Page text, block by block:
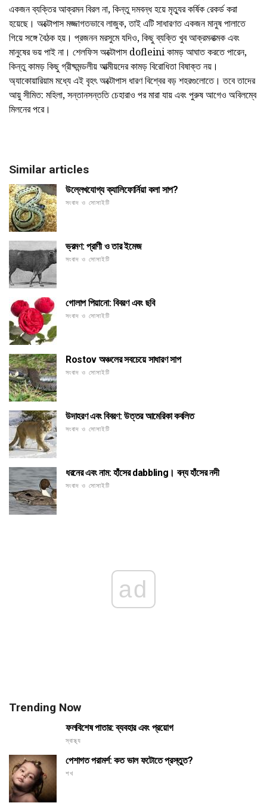
একজন ব্যক্তির আক্রমন বিরল না, কিন্তু দমবন্ধ হয়ে মৃত্যুর কর্ষিক রেকর্ড করা
হয়েছে। অক্টোপাস মজ্জাগতভাবে লাজুক, তাই এটি সাধারণত একজন মানুষ পালাতে
গিয়ে সঙ্গে বৈঠক হয়। প্রজনন মরসুমে যদিও, কিছু ব্যক্তি খুব আক্রমনাত্মক এবং
মানুষের ভয় পাই না। শেলফিস অক্টোপাস dofleini কামড় আঘাত করতে পারেন,
কিন্তু কামড় কিছু গ্রীষ্মমন্ডলীয় আত্মীয়দের কামড় বিরোধিতা বিষাক্ত নয়।
অ্যাকোয়ারিয়াম মধ্যে এই বৃহৎ অক্টোপাস ধারণ বিশ্বের বড় শহরগুলোতে। তবে তাদের
আয়ু সীমিত: মহিলা, সন্তানসন্ততি চেহারাও পর মারা যায় এবং পুরুষ আগেও অবিলম্বে
মিলনের পরে।
Similar articles
উল্লেখযোগ্য ক্যালিফোর্নিয়া কলা সাপ?
সংবাদ ও সোসাইটি
ভ্রমণ: প্রাণী ও তার ইমেজ
সংবাদ ও সোসাইটি
গোলাপ পিয়ানো: বিবরণ এবং ছবি
সংবাদ ও সোসাইটি
Rostov অঞ্চলের সবচেয়ে সাধারণ সাপ
সংবাদ ও সোসাইটি
উদাহরণ এবং বিবরণ: উত্তর আমেরিকা কবলিত
সংবাদ ও সোসাইটি
ধরনের এবং নাম: হাঁসের dabbling। বন্য হাঁসের নদী
সংবাদ ও সোসাইটি
ad
Trending Now
ফলবিশেষ পাতার: ব্যবহার এবং প্রয়োগ
স্বাস্থ্য
পেশাগত পরামর্শ: কত ভাল ফটোতে প্রস্তুত?
শখ